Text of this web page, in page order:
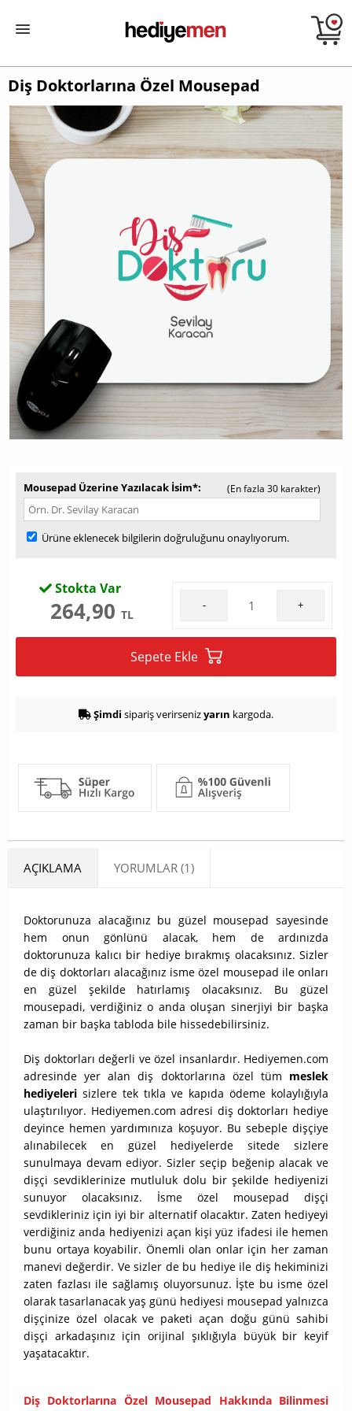
Diş Doktorlarına Özel Mousepad
Mousepad Üzerine Yazılacak İsim* (En fazla 30 karakter)
Ürüne eklenecek bilgilerin doğruluğunu onaylıyorum.
Stokta Var
264,90 TL
- +
Sepete Ekle
Şimdi sipariş verirsenizyarın kargoda.
AÇIKLAMA YORUMLAR (1)
Doktorunuza alacağınız bu güzel mousepad sayesinde
hem onun gönlünü alacak, hem de ardınızda
doktorunuza kalıcı bir hediye bırakmış olacaksınız. Sizler
de diş doktorları alacağınız isme özel mousepad ile onları
en güzel şekilde hatırlamış olacaksınız. Bu güzel
mousepadi, verdiğiniz o anda oluşan sinerjiyi bir başka
zaman bir başka tabloda bile hissedebilirsiniz.
Diş doktorları değerli ve özel insanlardır. Hediyemen.com
adresinde yer alan diş doktorlarına özel tüm meslek
hediyeleri sizlere tek tıkla ve kapıda ödeme kolaylığıyla
ulaştırılıyor. Hediyemen.com adresi diş doktorları hediye
deyince hemen yardımınıza koşuyor. Bu sebeple dişçiye
alınabilecek en güzel hediyelerde sitede sizlere
sunulmaya devam ediyor. Sizler seçip beğenip alacak ve
dişçi sevdiklerinize mutluluk dolu bir şekilde hediyenizi
sunuyor olacaksınız. İsme özel mousepad dişçi
sevdikleriniz için iyi bir alternatif olacaktır. Zaten hediyeyi
verdiğiniz anda hediyenizi açan kişi yüz ifadesi ile hemen
bunu ortaya koyabilir. Önemli olan onlar için her zaman
manevi değerdir. Ve sizler de bu hediye ile diş hekiminizi
zaten fazlası ile sağlamış oluyorsunuz. İşte bu isme özel
olarak tasarlanacak yaş günü hediyesi mousepad yalnızca
dişçinize özel olacak ve paketi açan doğu günü sahibi
dişçi arkadaşınız için orijinal şıklığıyla büyük bir keyif
yaşatacaktır.
Diş Doktorlarına Özel Mousepad Hakkında Bilinmesi